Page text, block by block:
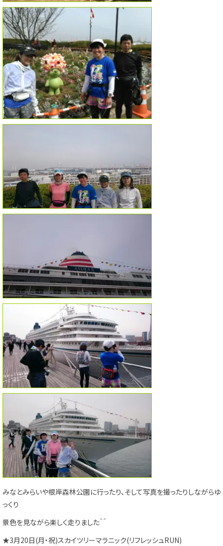
みなとみらいや根岸森林公園に行ったり、そして写真を撮ったりしながらゆ
っくり
景色を見ながら楽しく走りました＾＾
★3月20日(月・祝)スカイツリーマラニック(リフレッシュRUN)